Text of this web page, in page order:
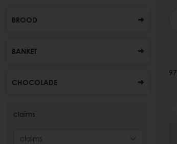
BROOD
BANKET
CHOCOLADE
claims
claims
97